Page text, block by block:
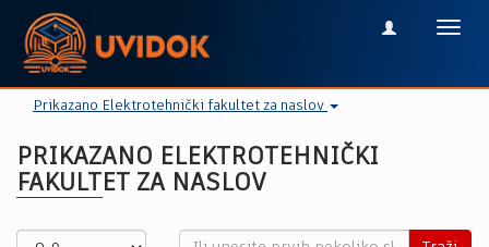
Prikazano Elektrotehnički fakultet za naslov
PRIKAZANO ELEKTROTEHNIČKI
FAKULTET ZA NASLOV